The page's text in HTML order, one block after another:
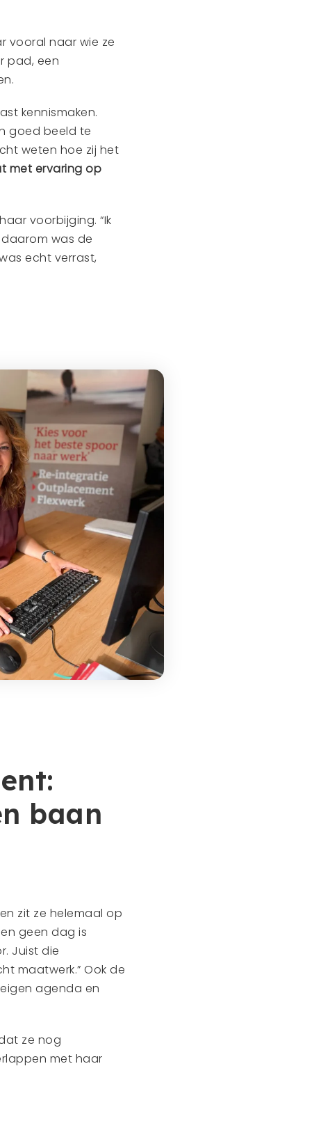
vooral naar wie ze
pad, een
kennismaken.
goed beeld te
weten hoe zij het
met ervaring op
voorbijging. “Ik
was de
echt verrast,
baan
zit ze helemaal op
geen dag is
Juist die
maatwerk.” Ook de
agenda en
ze nog
met haar